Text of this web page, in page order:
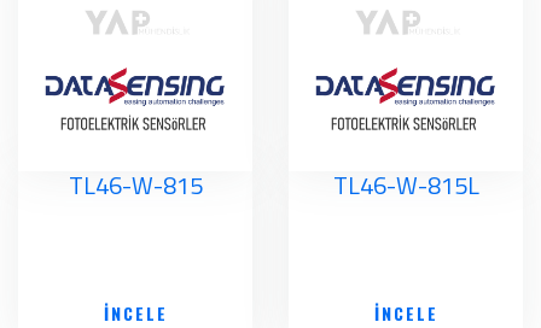
TL46-W-815
İNCELE
TL46-W-815L
İNCELE